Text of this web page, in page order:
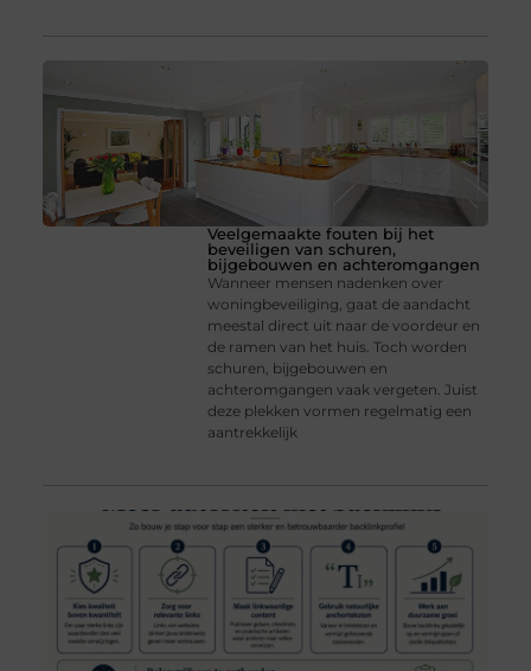
Veelgemaakte fouten bij het
beveiligen van schuren,
bijgebouwen en achteromgangen
Wanneer mensen nadenken over
woningbeveiliging, gaat de aandacht
meestal direct uit naar de voordeur en
de ramen van het huis. Toch worden
schuren, bijgebouwen en
achteromgangen vaak vergeten. Juist
deze plekken vormen regelmatig een
aantrekkelijk